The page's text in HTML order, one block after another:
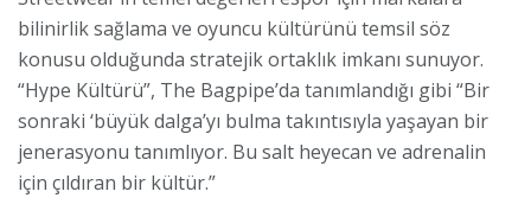
bilinirlik sağlama ve oyuncu kültürünü temsil söz
konusu olduğunda stratejik ortaklık imkanı sunuyor.
“Hype Kültürü”, The Bagpipe’da tanımlandığı gibi “Bir
sonraki ‘büyük dalga’yı bulma takıntısıyla yaşayan bir
jenerasyonu tanımlıyor. Bu salt heyecan ve adrenalin
için çıldıran bir kültür.”